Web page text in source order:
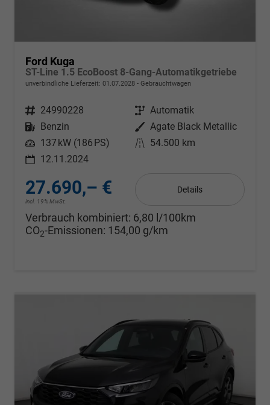
Ford Kuga
ST-Line 1.5 EcoBoost 8-Gang-Automatikgetriebe
unverbindliche Lieferzeit: 01.07.2028 Gebrauchtwagen
Fahrzeugnr. 24990228 Getriebe Automatik
Kraftstoff
Benzin Außenfarbe Agate Black Metallic
Leistung 137 kW (186 PS) Kilometerstand 54.500 km
12.11.2024
27.690,– €
incl. 19% MwSt.
Details
Verbrauch kombiniert: 6,80 l/100km
CO2-Emissionen: 154,00 g/km